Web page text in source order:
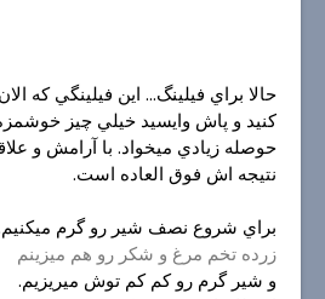
حالا براي فيلينگ... اين فيلينگي كه
كنيد و پاش وايسيد خيلي چيز
حوصله زيادي ميخواد. با آرامش و
نتيجه اش فوق العاده است.
براي شروع نصف شير رو گرم
زرده تخم مرغ و شكر رو هم ميزينم
و شير گرم رو كم كم توش ميريزيم.